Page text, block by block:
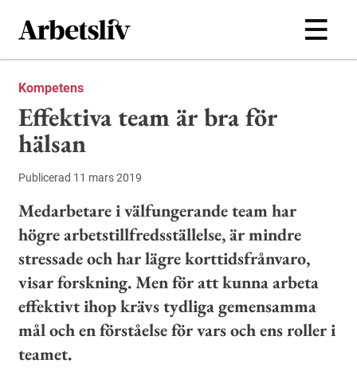
Hoppa till huvudinnehållet
Kompetens
Effektiva team är bra för
hälsan
Publicerad 11 mars 2019
Medarbetare i välfungerande team har
högre arbetstillfredsställelse, är mindre
stressade och har lägre korttidsfrånvaro,
visar forskning. Men för att kunna arbeta
effektivt ihop krävs tydliga gemensamma
mål och en förståelse för vars och ens roller i
teamet.